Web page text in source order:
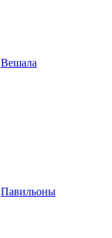
Вешала
Павильоны